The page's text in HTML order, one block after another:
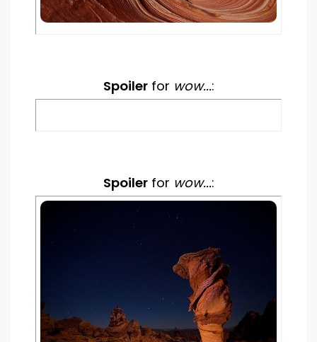
Spoilerfor wow...:
Spoilerfor wow...: